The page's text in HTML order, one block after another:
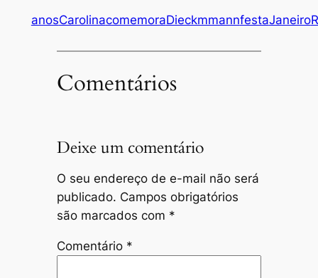
anosCarolinacomemoraDieckmmannfestaJaneiro
Comentários
Deixe um comentário
O seu endereço de e-mail não será
publicado. Campos obrigatórios
são marcados com *
Comentário *